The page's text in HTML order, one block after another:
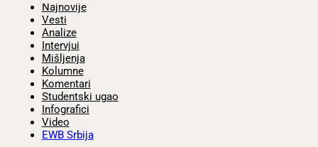
Najnovije
Vesti
Analize
Intervjui
Mišljenja
Kolumne
Komentari
Studentski ugao
Infografici
Video
EWB Srbija